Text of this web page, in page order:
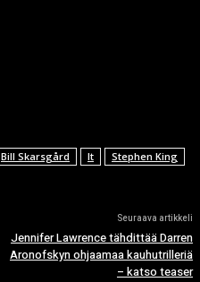
Bill Skarsgård It Stephen King
Seuraava artikkeli
Jennifer Lawrence tähdittää Darren
Aronofskyn ohjaamaa kauhutrilleriä
– katso teaser